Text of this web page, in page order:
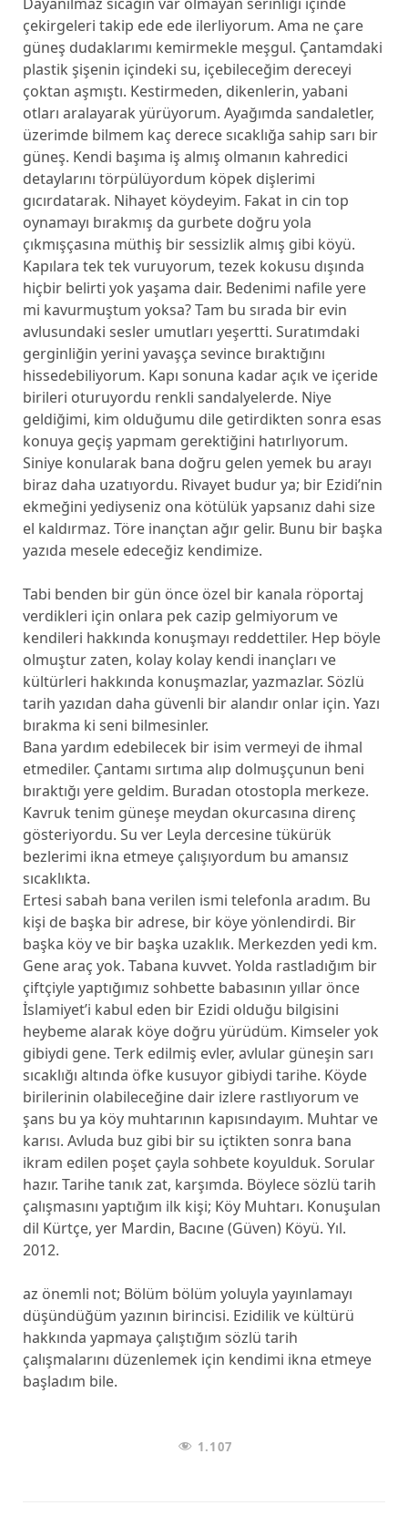
çekirgeleri takip ede ede ilerliyorum. Ama ne çare
güneş dudaklarımı kemirmekle meşgul. Çantamdaki
plastik şişenin içindeki su, içebileceğim dereceyi
çoktan aşmıştı. Kestirmeden, dikenlerin, yabani
otları aralayarak yürüyorum. Ayağımda sandaletler,
üzerimde bilmem kaç derece sıcaklığa sahip sarı bir
güneş. Kendi başıma iş almış olmanın kahredici
detaylarını törpülüyordum köpek dişlerimi
gıcırdatarak. Nihayet köydeyim. Fakat in cin top
oynamayı bırakmış da gurbete doğru yola
çıkmışçasına müthiş bir sessizlik almış gibi köyü.
Kapılara tek tek vuruyorum, tezek kokusu dışında
hiçbir belirti yok yaşama dair. Bedenimi nafile yere
mi kavurmuştum yoksa? Tam bu sırada bir evin
avlusundaki sesler umutları yeşertti. Suratımdaki
gerginliğin yerini yavaşça sevince bıraktığını
hissedebiliyorum. Kapı sonuna kadar açık ve içeride
birileri oturuyordu renkli sandalyelerde. Niye
geldiğimi, kim olduğumu dile getirdikten sonra esas
konuya geçiş yapmam gerektiğini hatırlıyorum.
Siniye konularak bana doğru gelen yemek bu arayı
biraz daha uzatıyordu. Rivayet budur ya; bir Ezidi’nin
ekmeğini yediyseniz ona kötülük yapsanız dahi size
el kaldırmaz. Töre inançtan ağır gelir. Bunu bir başka
yazıda mesele edeceğiz kendimize.
Tabi benden bir gün önce özel bir kanala röportaj
verdikleri için onlara pek cazip gelmiyorum ve
kendileri hakkında konuşmayı reddettiler. Hep böyle
olmuştur zaten, kolay kolay kendi inançları ve
kültürleri hakkında konuşmazlar, yazmazlar. Sözlü
tarih yazıdan daha güvenli bir alandır onlar için. Yazı
bırakma ki seni bilmesinler.
Bana yardım edebilecek bir isim vermeyi de ihmal
etmediler. Çantamı sırtıma alıp dolmuşçunun beni
bıraktığı yere geldim. Buradan otostopla merkeze.
Kavruk tenim güneşe meydan okurcasına direnç
gösteriyordu. Su ver Leyla dercesine tükürük
bezlerimi ikna etmeye çalışıyordum bu amansız
sıcaklıkta.
Ertesi sabah bana verilen ismi telefonla aradım. Bu
kişi de başka bir adrese, bir köye yönlendirdi. Bir
başka köy ve bir başka uzaklık. Merkezden yedi km.
Gene araç yok. Tabana kuvvet. Yolda rastladığım bir
çiftçiyle yaptığımız sohbette babasının yıllar önce
İslamiyet’i kabul eden bir Ezidi olduğu bilgisini
heybeme alarak köye doğru yürüdüm. Kimseler yok
gibiydi gene. Terk edilmiş evler, avlular güneşin sarı
sıcaklığı altında öfke kusuyor gibiydi tarihe. Köyde
birilerinin olabileceğine dair izlere rastlıyorum ve
şans bu ya köy muhtarının kapısındayım. Muhtar ve
karısı. Avluda buz gibi bir su içtikten sonra bana
ikram edilen poşet çayla sohbete koyulduk. Sorular
hazır. Tarihe tanık zat, karşımda. Böylece sözlü tarih
çalışmasını yaptığım ilk kişi; Köy Muhtarı. Konuşulan
dil Kürtçe, yer Mardin, Bacıne (Güven) Köyü. Yıl.
2012.
az önemli not; Bölüm bölüm yoluyla yayınlamayı
düşündüğüm yazının birincisi. Ezidilik ve kültürü
hakkında yapmaya çalıştığım sözlü tarih
çalışmalarını düzenlemek için kendimi ikna etmeye
başladım bile.
1.107